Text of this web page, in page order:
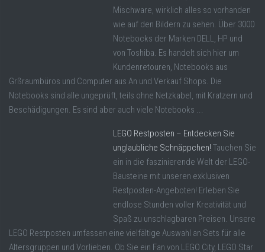
Mischware, wirklich alles so vorhanden
wie auf den Bildern zu sehen. Über 3000
Notebocks der Marken DELL, HP und
von Toshiba. Es handelt sich hier um
Kundenretouren, Notebooks aus
Grßraumbüros und Computer aus An und Verkauf Shops. Die
Notebooks sind alle ungeprüft, teils ohne Netzkabel, mit Kratzern und
Beschädigungen. Es sind aber auch viele Notebooks ...
LEGO Restposten – Entdecken Sie
unglaubliche Schnäppchen! Tauchen Sie
ein in die faszinierende Welt der LEGO-
Bausteine mit unseren exklusiven
Restposten-Angeboten! Erleben Sie
endlose Stunden voller Kreativität und
Spaß zu unschlagbaren Preisen. Unsere
LEGO Restposten umfassen eine vielfältige Auswahl an Sets für alle
Altersgruppen und Vorlieben. Ob Sie ein Fan von LEGO City, LEGO Star